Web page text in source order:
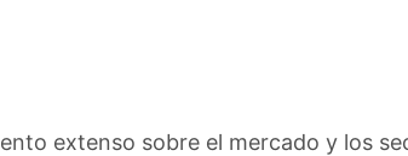
extenso sobre el mercado y los